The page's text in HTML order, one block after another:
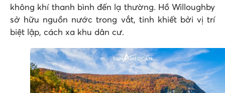
không khí thanh bình đến lạ thường. Hồ Willoughby
sở hữu nguồn nước trong vắt, tinh khiết bởi vị trí
biệt lập, cách xa khu dân cư.